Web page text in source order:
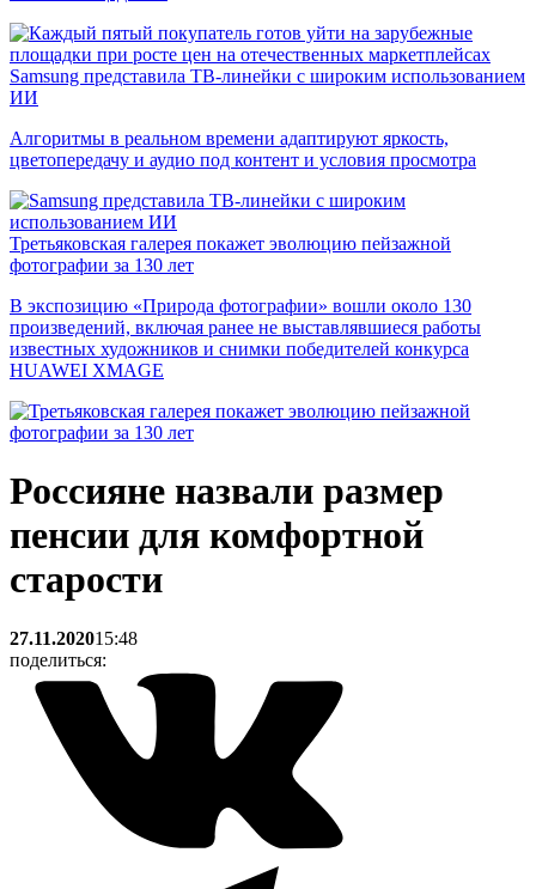
Samsung представила ТВ-линейки с широким использованием
ИИ
Алгоритмы в реальном времени адаптируют яркость,
цветопередачу и аудио под контент и условия просмотра
Третьяковская галерея покажет эволюцию пейзажной
фотографии за 130 лет
В экспозицию «Природа фотографии» вошли около 130
произведений, включая ранее не выставлявшиеся работы
известных художников и снимки победителей конкурса
HUAWEI XMAGE
Россияне назвали размер
пенсии для комфортной
старости
27.11.202015:48
поделиться: